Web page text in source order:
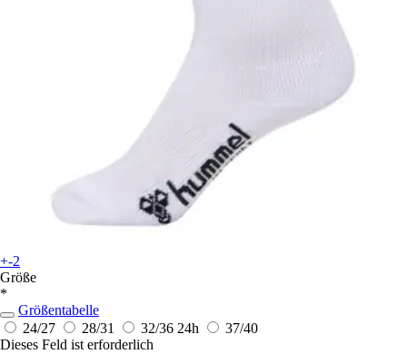
+-2
Größe
*
Größentabelle
24/27
28/31 32/36 24h
37/40
Dieses Feld ist erforderlich